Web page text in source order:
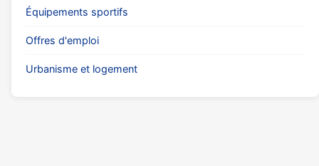
Équipements sportifs
Offres d'emploi
Urbanisme et logement